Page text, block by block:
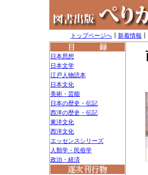
トップページへ 新着情報
日本思想
日本文学
江戸人物読本
日本文化
美術・芸能
日本の歴史・伝記
西洋の歴史・伝記
東洋文化
西洋文化
エッセンスシリーズ
人類学・民俗学
政治・経済